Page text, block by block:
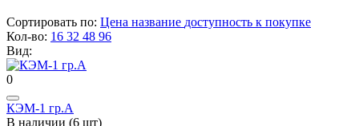
Сортировать по: Цена название доступность к покупке
Кол-во: 16 32 48 96
Вид:
0
КЭМ-1 гр.А
В наличии (6 шт)